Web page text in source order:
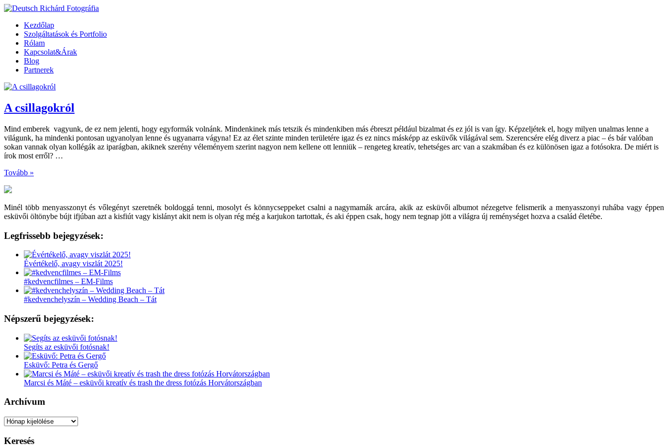
Kezdőlap
Szolgáltatások és Portfolio
Rólam
Kapcsolat&Árak
Blog
Partnerek
A csillagokról
Mind emberek vagyunk, de ez nem jelenti, hogy egyformák volnánk. Mindenkinek más tetszik és mindenkiben más ébreszt például bizalmat és ez jól is van így. Képzeljétek el, hogy milyen unalmas lenne a
világunk, ha mindenki pontosan ugyanolyan lenne és ugyanarra vágyna! Ez az élet szinte minden területére igaz és ez nincs másképp az esküvők világával sem. Szerencsére elég diverz a piac – és bár valóban
sokan vannak olyan kollégák az iparágban, akiknek szerény véleményem szerint nagyon nem kellene ott lenniük – rengeteg kreatív, tehetséges arc van a szakmában és ez különösen igaz a fotósokra. De miért is
írok most erről? …
Tovább »
Minél több menyasszonyt és vőlegényt szeretnék boldoggá tenni, mosolyt és könnycseppeket csalni a nagymamák arcára, akik az esküvői albumot nézegetve felismerik a menyasszonyi ruhába vagy éppen
esküvői öltönybe bújt ifjúban azt a kisfiút vagy kislányt akit nem is olyan rég még a karjukon tartottak, és aki éppen csak, hogy nem tegnap jött a világra új reménységet hozva a család életébe.
Legfrissebb bejegyzések:
Évértékelő, avagy viszlát 2025!
#kedvencfilmes – EM-Films
#kedvenchelyszín – Wedding Beach – Tát
Népszerű bejegyzések:
Segíts az esküvői fotósnak!
Esküvő: Petra és Gergő
Marcsi és Máté – esküvői kreatív és trash the dress fotózás Horvátországban
Archívum
Archívum
Keresés